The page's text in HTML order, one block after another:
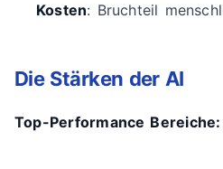
Kosten: Bruchteil
Die Stärken der AI
Top-Performance Bereiche: